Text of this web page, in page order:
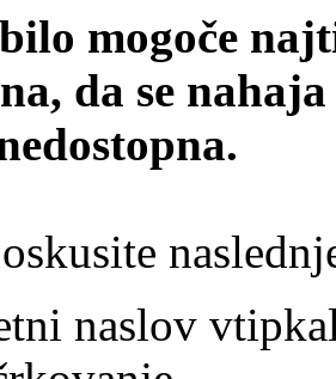
mogoče
da se
naslov